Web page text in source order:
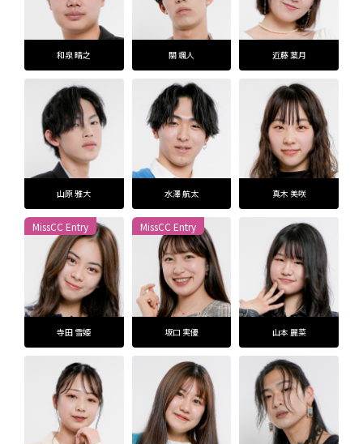
TICKET / ACCESS
CONTACT
和泉 晴之 關 颯人 近藤 葉月
山原 雅大 水澤 航太 真木 美咲
MissCC Entry
寺田 雪姫
MissCC Entry
坂口 実優 山本 麗菜